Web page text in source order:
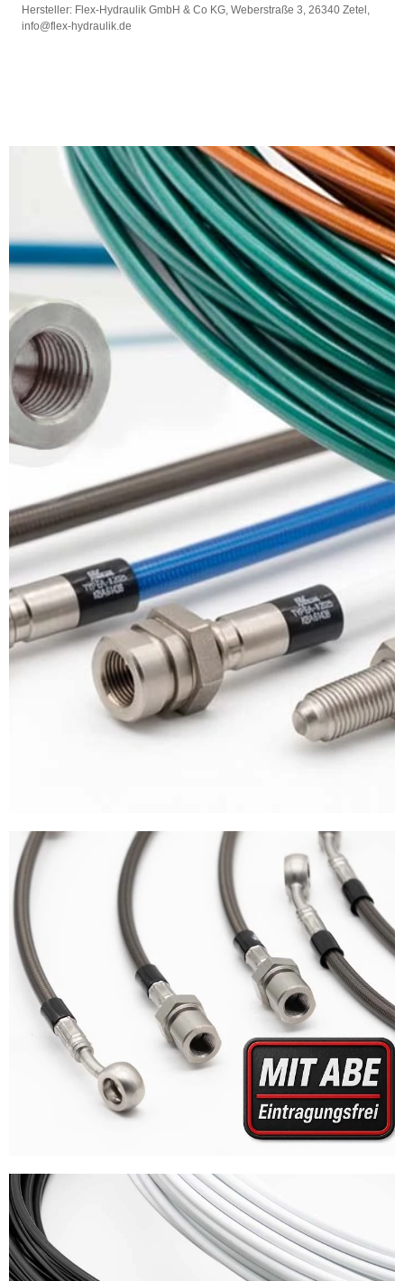
Hersteller: Flex-Hydraulik GmbH & Co KG, Weberstraße 3, 26340 Zetel,
info@flex-hydraulik.de